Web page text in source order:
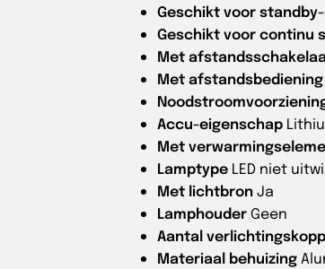
Geschikt voor
Geschikt voor continu
Met
Met afstandsbediening
Accu-eigenschap
Met
Lamptype LED niet
Met lichtbronJa
LamphouderGeen
Aantal
Materiaal behuizing